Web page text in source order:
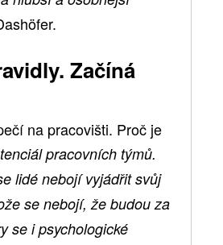
Začíná
na pracovišti. Proč je
pracovních týmů.
lidé nebojí vyjádřit svůj
se nebojí, že budou za
se i psychologické